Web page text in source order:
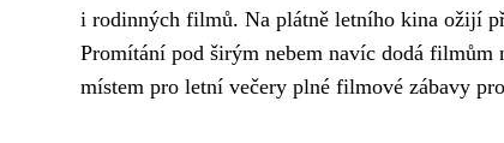
i rodinných filmů. Na plátně letního kina ožijí
Promítání pod širým nebem navíc dodá filmům
místem pro letní večery plné filmové zábavy